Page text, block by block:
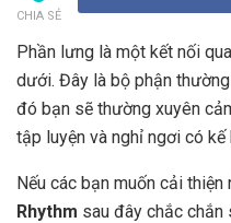
SỨC KHỎE TINH THẦN
CÔNG NGHỆ
CHIA SẺ
Phần lưng là một kết nối
dưới. Đây là bộ phận
đó bạn sẽ thường xuyên
tập luyện và nghỉ ngơi có kế
Nếu các bạn muốn cải
Rhythm sau đây chắc chắn